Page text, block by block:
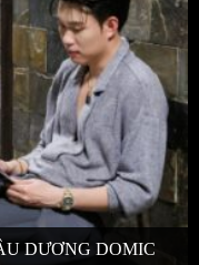
DƯƠNG DOMIC